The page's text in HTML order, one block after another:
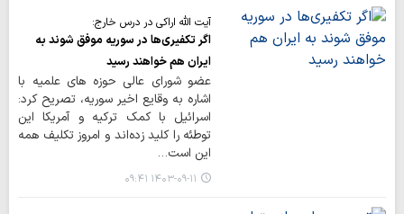
آیت الله اراکی در درس خارج:
اگر تکفیری‌ها در سوریه موفق شوند به
ایران هم خواهند رسید
عضو شورای عالی حوزه های علمیه با
اشاره به وقایع اخیر سوریه، تصریح کرد:
اسرائیل با کمک ترکیه و آمریکا این
توطئه را کلید زده‌اند و امروز تکلیف همه
این است…
۱۴۰۳-۰۹-۱۱ ۰۹:۴۱